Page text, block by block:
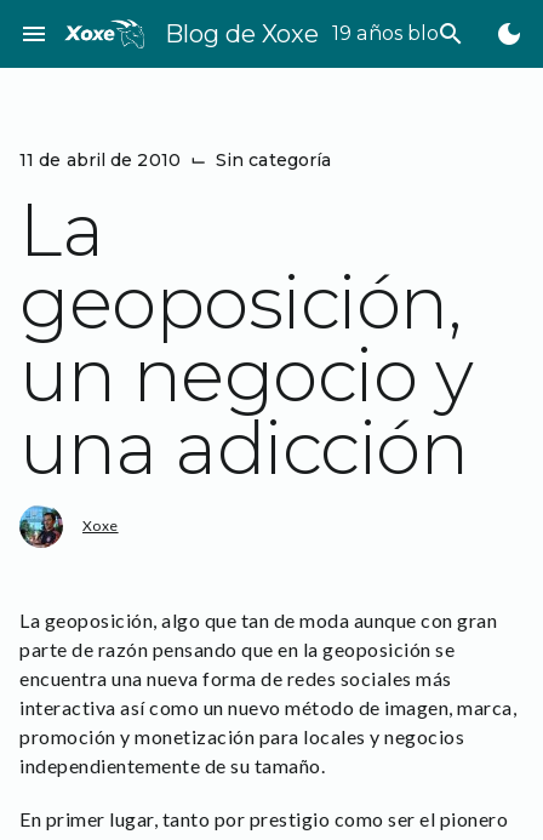
contenido
menu Blog de Xoxe 19 años bloggeando
search dark_mode
11 de abril de 2010 ⌙ Sin categoría
La
geoposición,
un negocio y
una adicción
Xoxe
La geoposición, algo que tan de moda aunque con gran
parte de razón pensando que en la geoposición se
encuentra una nueva forma de redes sociales más
interactiva así como un nuevo método de imagen, marca,
promoción y monetización para locales y negocios
independientemente de su tamaño.
En primer lugar, tanto por prestigio como ser el pionero